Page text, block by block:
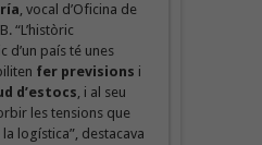
, vocal d’Oficina de
“L’històric
d’un país té unes
fer previsions i
d’estocs, i al seu
les tensions que
logística”, destacava